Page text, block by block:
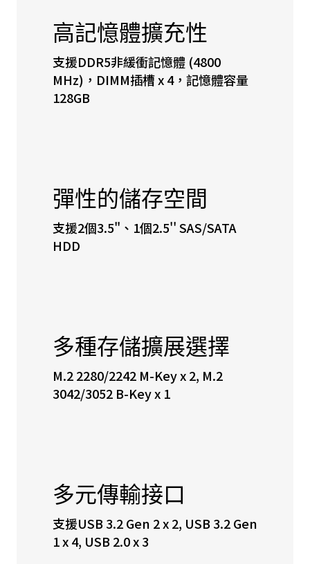
高記憶體擴充性
支援DDR5非緩衝記憶體 (4800
MHz)，DIMM插槽 x 4，記憶體容量
128GB
彈性的儲存空間
支援2個3.5"、1個2.5'' SAS/SATA
HDD
多種存儲擴展選擇
M.2 2280/2242 M-Key x 2, M.2
3042/3052 B-Key x 1
多元傳輸接口
支援USB 3.2 Gen 2 x 2, USB 3.2 Gen
1 x 4, USB 2.0 x 3